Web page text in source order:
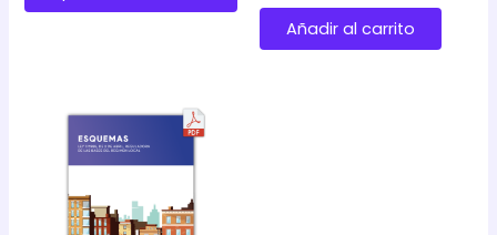
tiene
múltiplesAñadir al carrito